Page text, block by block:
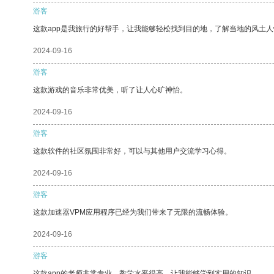
游客
这款app是我旅行的好帮手，让我能够轻松找到目的地，了解当地的风土
2024-09-16
游客
这款游戏的音乐非常优美，听了让人心旷神怡。
2024-09-16
游客
这款软件的社区氛围非常好，可以与其他用户交流学习心得。
2024-09-16
游客
这款加速器VPM应用程序已经为我们带来了无限的流畅体验。
2024-09-16
游客